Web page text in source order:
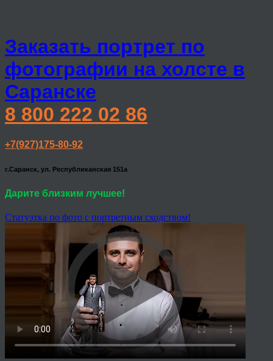
Заказать портрет по
фотографии на холсте в
Саранске
8 800 222 02 86
+7(927)175-80-92
г.Саранск, ул. Республиканская 151а
Дарите близким лучшее!
Статуэтка по фото с портретным сходством!